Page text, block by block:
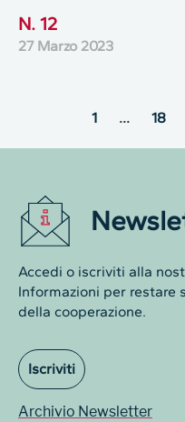
N. 12
27 Marzo 2023
1 … 18
Accedi o iscriviti alla
Informazioni per restare
della cooperazione.
Iscriviti
Archivio Newsletter